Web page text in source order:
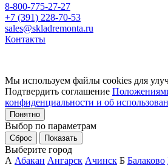
8-800-775-27-27
+7 (391) 228-70-53
sales@skladremonta.ru
Контакты
Мы используем файлы cookies для
Подтвердить соглашение
конфиденциальности и об
Понятно
Выбор по параметрам
Сброс Показать
Выберите город
А Абакан Ангарск Ачинск Б Балаково